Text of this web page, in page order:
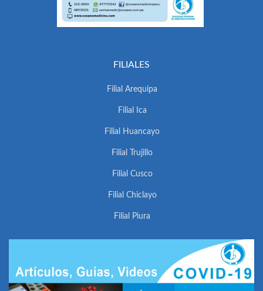
FILIALES
Filial Arequipa
Filial Ica
Filial Huancayo
Filial Trujillo
Filial Cusco
Filial Chiclayo
Filial Piura